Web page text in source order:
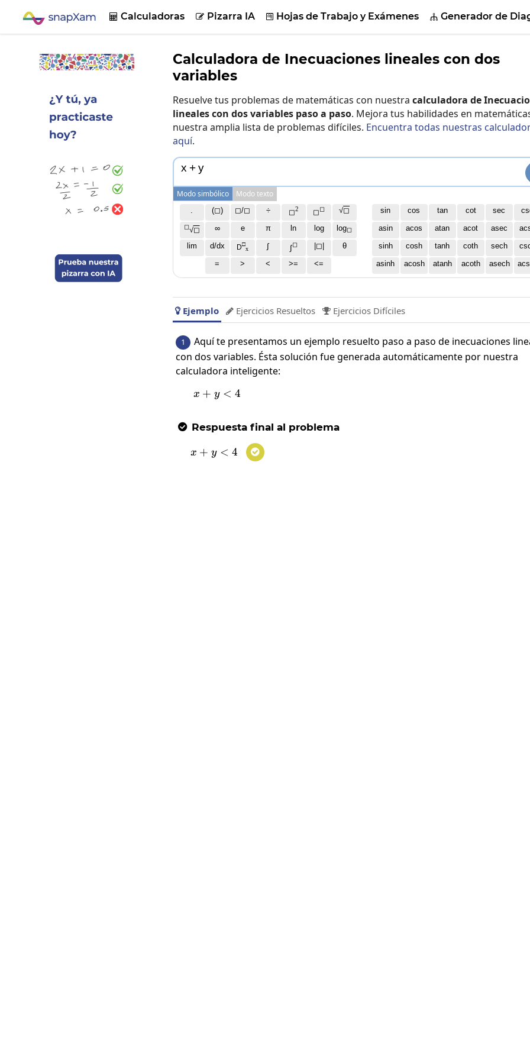
 Calculadoras  Pizarra IA  Hojas de Trabajo y Exámenes  Generador de
Calculadora de Inecuaciones lineales con dos
variables
Resuelve tus problemas de matemáticas con nuestra calculadora de
lineales con dos variables paso a paso. Mejora tus habilidades en
nuestra amplia lista de problemas difíciles. Encuentra todas nuestras
aquí.
x + y
Modo simbólico Modo texto
(◻) ◻/◻ ÷ ◻2 ◻◻ √◻
◻√◻ ∞ e π ln log log◻
lim d/dx D□
x ∫ ∫◻ |◻|
θ
=
> < >= <=
sin cos tan cot sec
asin
acos atan acot asec
sinh
cosh tanh coth sech
asinh
acosh atanh acoth asech
Ejemplo  Ejercicios Resueltos  Ejercicios Difíciles
1
Aquí te presentamos un ejemplo resuelto paso a paso de inecuaciones
con dos variables. Ésta solución fue generada automáticamente por nuestra
calculadora inteligente:
x+y<4
x + y < 4
 Respuesta final al problema
x+y<4
x + y < 4 